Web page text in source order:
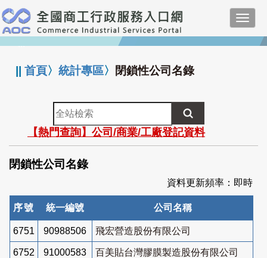
跳
到
主
要
:::
||首頁〉統計專區〉 閉鎖性公司名錄
全
站
檢
索
【熱門查詢】公司/商業/工廠登記資料
閉鎖性公司名錄
資料更新頻率：即時
序號 統一編號 公司名稱
6751 90988506 飛宏營造股份有限公司
6752 91000583 百美貼台灣膠膜製造股份有限公司